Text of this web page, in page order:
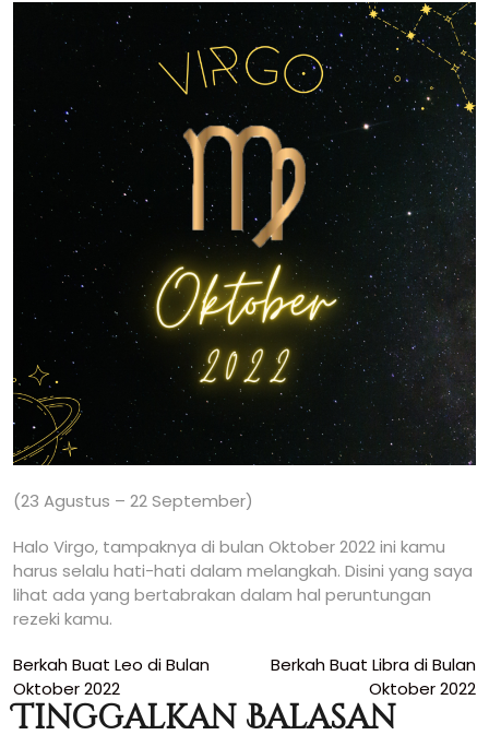
(23 Agustus – 22 September)
Halo Virgo, tampaknya di bulan Oktober 2022 ini kamu
harus selalu hati-hati dalam melangkah. Disini yang saya
lihat ada yang bertabrakan dalam hal peruntungan
rezeki kamu.
Navigasi
pos
Berkah Buat Leo di Bulan
Oktober 2022
Berkah Buat Libra di Bulan
Oktober 2022
Tinggalkan Balasan